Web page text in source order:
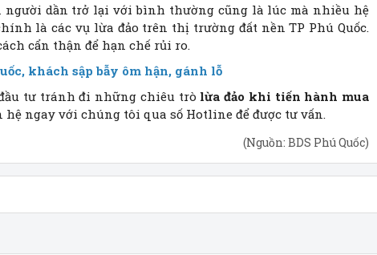
người dần trở lại với bình thường cũng là lúc mà nhiều hệ
là các vụ lừa đảo trên thị trường đất nền TP Phú Quốc.
cẩn thận để hạn chế rủi ro.
khách sập bẫy ôm hận, gánh lỗ
tư tránh đi những chiêu tròlừa đảo khi tiến hành mua
hệ ngay với chúng tôi qua số Hotline để được tư vấn.
(Nguồn: BDS Phú Quốc)